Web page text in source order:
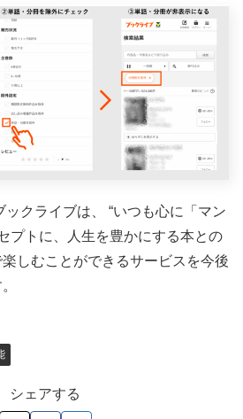
クライブは、 “いつも心に「マン
プトに、人生を豊かにする本との
しむことができるサービスを今後
シェアする